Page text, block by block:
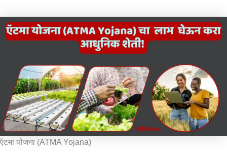
ऍटमा योजना (ATMA Yojana)